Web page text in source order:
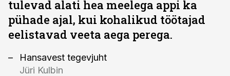
tulevad alati hea meelega appi ka
pühade ajal, kui kohalikud töötajad
eelistavad veeta aega perega.
Hansavest tegevjuht
Jüri Kulbin